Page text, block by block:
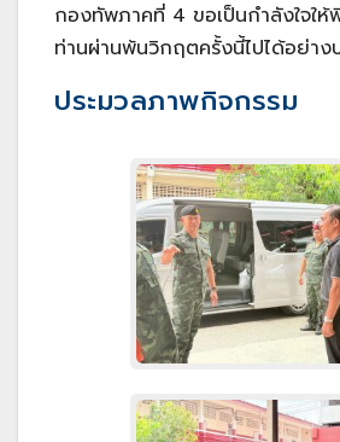
กองทัพภาคที่ 4 ขอเป็นกำลังใจให้
ท่านผ่านพ้นวิกฤตครั้งนี้ไปได้อย่า
ประมวลภาพกิจกรรม